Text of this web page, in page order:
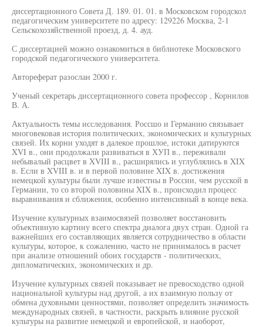
диссертационного Совета Д. 189. 01. 01. в Московском городскол
педагогическим университете по адресу: 129226 Москва, 2-1
Сельскохозяйственной проезд, д. 4. ауд.
С диссертацией можно ознакомиться в библиотеке Московского
городской педагогического университета.
Автореферат разослан 2000 г.
Ученый секретарь диссертационного совета профессор , Корнилов
В. А.
Актуальность темы исследования. Россшо и Германию связывает
многовековая история политических, экономических и культурных
связей. Их корни уходят в далекое прошлое, истоки датируются
XVI в., они продолжали развиваться в ХУП в., переживали
небывалый расцвет в XVIII в., расширялись и углублялись в XIX
в. Если в XVIII в. и в первой половине XIX в. достижения
немецкой культуры были лучше известны в России, чем русской в
Германии, то со второй половины XIX в., происходил процесс
выравнивания и сближения, особенно интенсивный в конце века.
Изучение культурных взаимосвязей позволяет восстановить
объективную картину всего спектра диалога двух стран. Одной га
важнейших его составляющих является сотрудничество в области
культуры, которое, к сожалению, часто не принималось в расчет
при анализе отношений обоих государств - политических,
дипломатических, экономических и др.
Изучение культурных связей показывает не превосходство одной
национальной культуры над другой, а их взаимную пользу от
обмена духовными ценностями, позволяет определить значимость
международных связей, в частности, раскрыть влияние русской
культуры на развитие немецкой и европейской, и наоборот,